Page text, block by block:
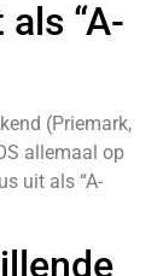
“A-
(Priemark,
allemaal op
uit als “A-